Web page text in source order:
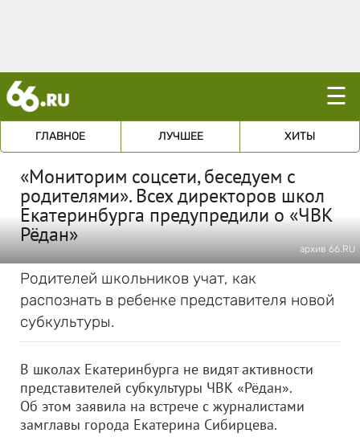
☰
ГЛАВНОЕ ЛУЧШЕЕ ХИТЫ
«Мониторим соцсети, беседуем с
родителями». Всех директоров школ
Екатеринбурга предупредили о «ЧВК
Рёдан»
архив 66.RU
Родителей школьников учат, как
распознать в ребенке представителя новой
субкультуры.
В школах Екатеринбурга не видят активности
представителей субкультуры ЧВК «Рёдан».
Об этом заявила на встрече с журналистами
замглавы города Екатерина Сибирцева.